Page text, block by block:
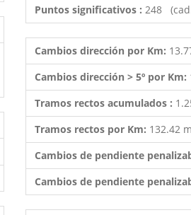
Puntos significativos : 248
Cambios dirección por Km:
Cambios dirección > 5º por Km:
Tramos rectos acumulados :
Tramos rectos por Km: 132.42 m
Cambios de pendiente
Cambios de pendiente